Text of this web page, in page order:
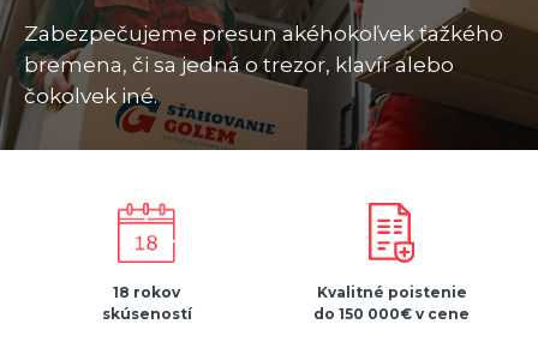
SKLADOVANIE
REFERENCIE
CENNÍK
KONTAKT
Zabezpečujeme presun akéhokoľvek ťažkého
bremena, či sa jedná o trezor, klavír alebo
čokolvek iné.
18 rokov
skúseností
Kvalitné poistenie
do 150 000€ v cene